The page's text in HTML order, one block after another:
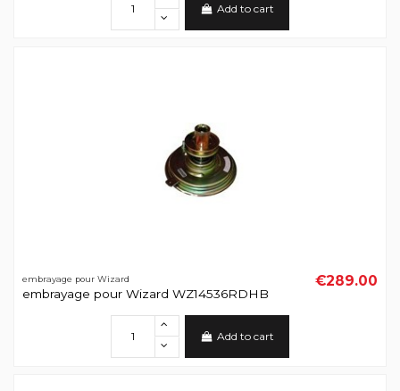
Add to cart
embrayage pour Wizard
embrayage pour Wizard WZ14536RDHB
€289.00
Add to cart